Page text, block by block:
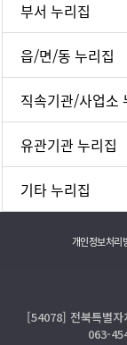
부서 누리집
읍/면/동 누리집
직속기관/사업소
유관기관 누리집
기타 누리집
개인정보처리
[54078] 전북특별자
063-